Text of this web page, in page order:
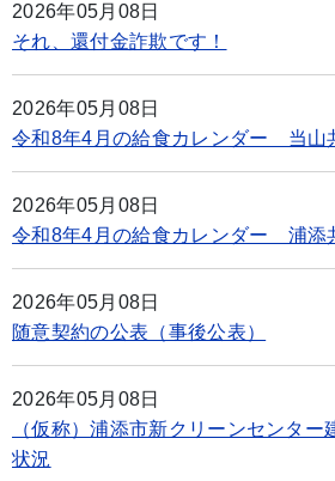
2026年05月08日
それ、還付金詐欺です！
2026年05月08日
令和8年4月の給食カレンダー 当山
2026年05月08日
令和8年4月の給食カレンダー 浦添
2026年05月08日
随意契約の公表（事後公表）
2026年05月08日
（仮称）浦添市新クリーンセンタ
状況